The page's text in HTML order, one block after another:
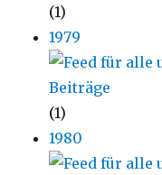
(1)
1979
(1)
1980